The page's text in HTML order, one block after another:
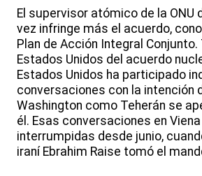
El supervisor atómico de la ONU
vez infringe más el acuerdo,
Plan de Acción Integral
Estados Unidos del acuerdo
Estados Unidos ha participado
conversaciones con la intención
Washington como Teherán se
él. Esas conversaciones en
interrumpidas desde junio,
iraní Ebrahim Raise tomó el